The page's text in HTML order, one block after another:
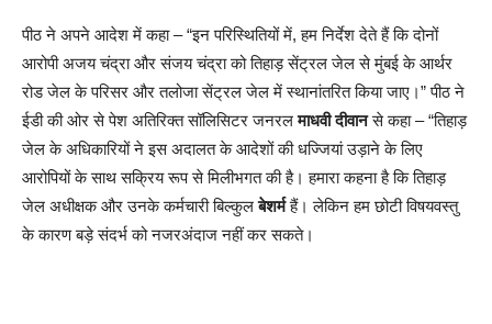
पीठ ने अपने आदेश में कहा – “इन परिस्थितियों में, हम निर्देश देते हैं कि दोनों
आरोपी अजय चंद्रा और संजय चंद्रा को तिहाड़ सेंट्रल जेल से मुंबई के आर्थर
रोड जेल के परिसर और तलोजा सेंट्रल जेल में स्थानांतरित किया जाए।” पीठ ने
ईडी की ओर से पेश अतिरिक्त सॉलिसिटर जनरलमाधवी दीवानसे कहा – “तिहाड़
जेल के अधिकारियों ने इस अदालत के आदेशों की धज्जियां उड़ाने के लिए
आरोपियों के साथ सक्रिय रूप से मिलीभगत की है। हमारा कहना है कि तिहाड़
जेल अधीक्षक और उनके कर्मचारी बिल्कुलबेशर्महैं। लेकिन हम छोटी विषयवस्तु
के कारण बड़े संदर्भ को नजरअंदाज नहीं कर सकते।